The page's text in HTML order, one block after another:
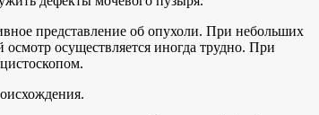
представление об опухоли. При небольших
осуществляется иногда трудно. При